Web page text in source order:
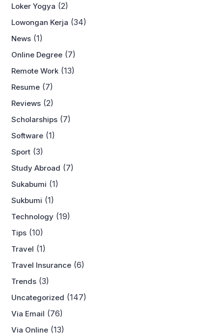
Loker Yogya (2)
Lowongan Kerja (34)
News (1)
Online Degree (7)
Remote Work (13)
Resume (7)
Reviews (2)
Scholarships (7)
Software (1)
Sport (3)
Study Abroad (7)
Sukabumi (1)
Sukbumi (1)
Technology (19)
Tips (10)
Travel (1)
Travel Insurance (6)
Trends (3)
Uncategorized (147)
Via Email (76)
Via Online (13)